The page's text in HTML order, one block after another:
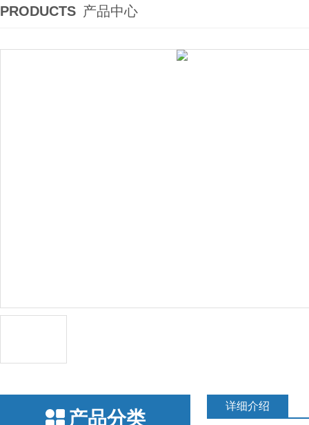
PRODUCTS 产品中心
产品分类
详细介绍